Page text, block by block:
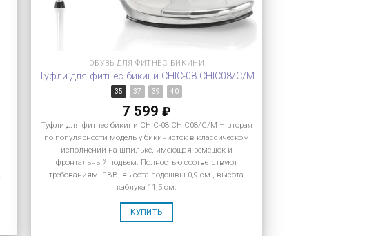
ОБУВЬ ДЛЯ ФИТНЕС-БИКИНИ
Туфли для фитнес бикини CHIC-08 CHIC08/C/M
35 37 39 40
7 599 ₽
Туфли для фитнес бикини CHIC-08 CHIC08/C/M – вторая
по популярности модель у бикинисток в классическом
исполнении на шпильке, имеющая ремешок и
фронтальный подъем. Полностью соответствуют
требованиям IFBB, высота подошвы 0,9 см., высота
каблука 11,5 см.
КУПИТЬ